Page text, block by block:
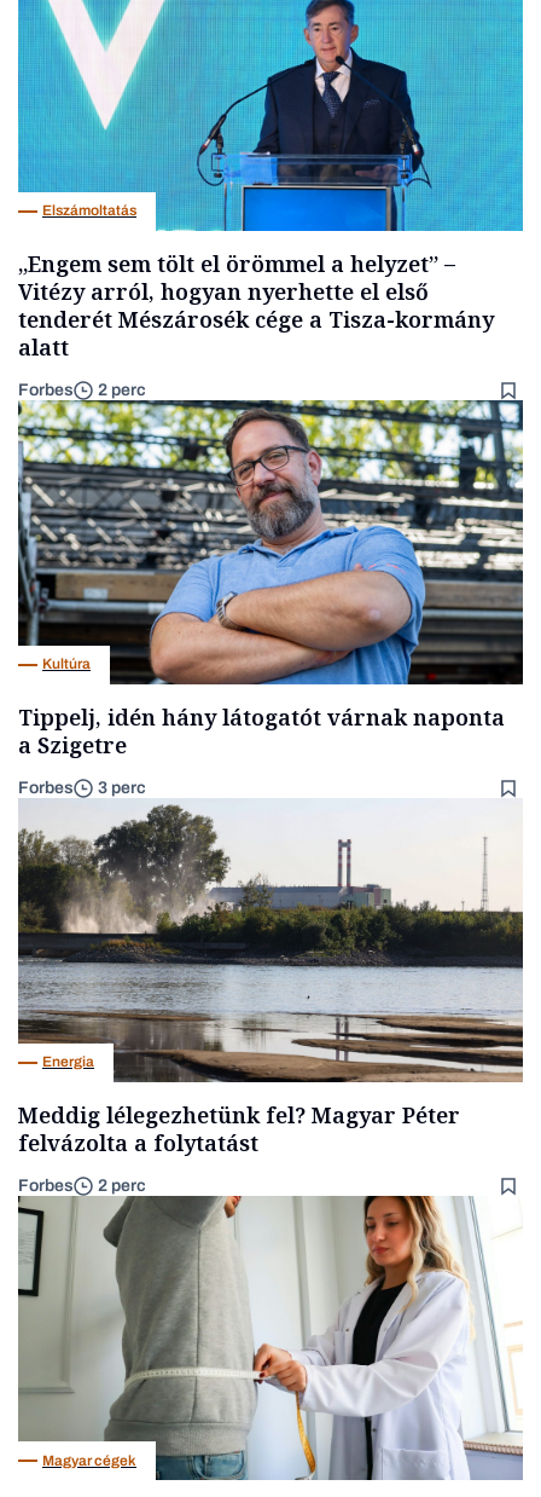
Elszámoltatás
„Engem sem tölt el örömmel a helyzet” –
Vitézy arról, hogyan nyerhette el első
tenderét Mészárosék cége a Tisza-kormány
alatt
Forbes 2 perc
Kultúra
Tippelj, idén hány látogatót várnak naponta
a Szigetre
Forbes 3 perc
Energia
Meddig lélegezhetünk fel? Magyar Péter
felvázolta a folytatást
Forbes 2 perc
Magyar cégek